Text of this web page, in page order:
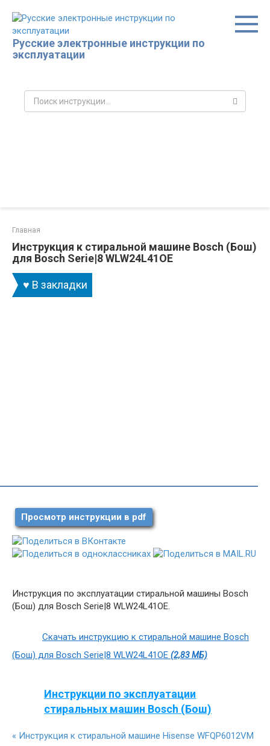
контенту
Русские электронные инструкции по
эксплуатации
Поиск:
Главная
Инструкция к стиральной машине Bosch (Бош)
для Bosch Serie|8 WLW24L41OE
♥ В закладки
Просмотр инструкции в pdf
Инструкция по эксплуатации стиральной машины Bosch
(Бош) для Bosch Serie|8 WLW24L41OE.
Скачать инструкцию к стиральной машине Bosch
(Бош) для Bosch Serie|8 WLW24L41OE (2,83 МБ)
Инструкции по эксплуатации
стиральных машин Bosch (Бош)
« Инструкция к стиральной машине Hisense WFQP6012VM